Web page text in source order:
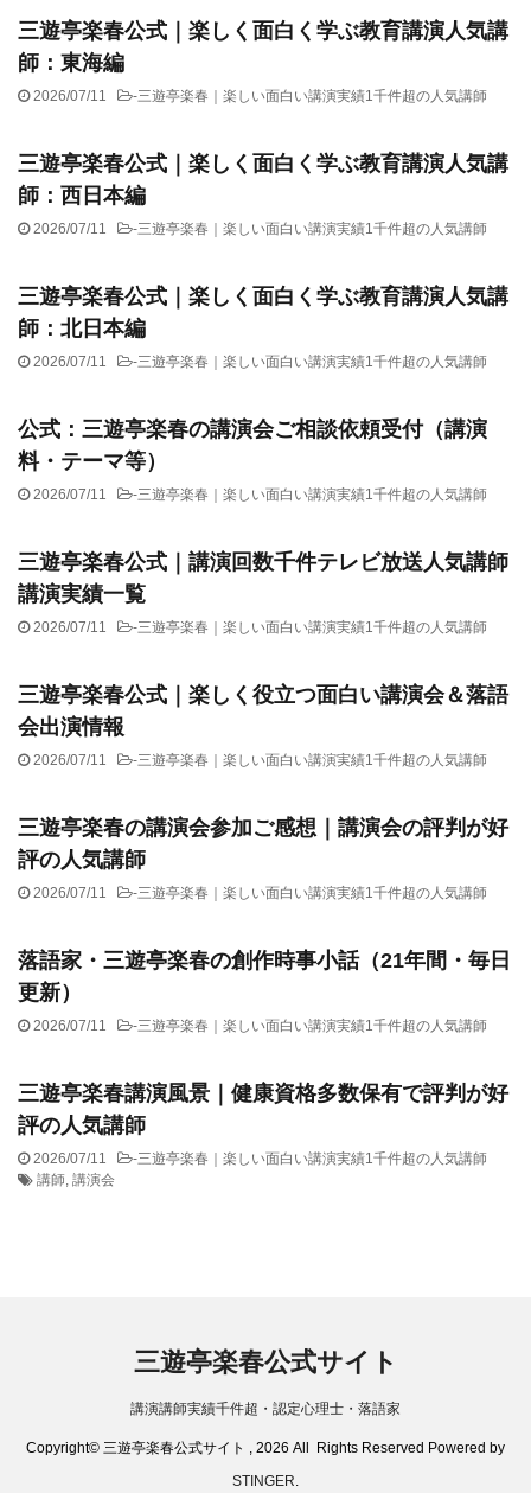
三遊亭楽春公式｜楽しく面白く学ぶ教育講演人気講
師：東海編
2026/07/11 -三遊亭楽春｜楽しい面白い講演実績1千件超の人気講師
三遊亭楽春公式｜楽しく面白く学ぶ教育講演人気講
師：西日本編
2026/07/11 -三遊亭楽春｜楽しい面白い講演実績1千件超の人気講師
三遊亭楽春公式｜楽しく面白く学ぶ教育講演人気講
師：北日本編
2026/07/11 -三遊亭楽春｜楽しい面白い講演実績1千件超の人気講師
公式：三遊亭楽春の講演会ご相談依頼受付（講演
料・テーマ等）
2026/07/11 -三遊亭楽春｜楽しい面白い講演実績1千件超の人気講師
三遊亭楽春公式｜講演回数千件テレビ放送人気講師
講演実績一覧
2026/07/11 -三遊亭楽春｜楽しい面白い講演実績1千件超の人気講師
三遊亭楽春公式｜楽しく役立つ面白い講演会＆落語
会出演情報
2026/07/11 -三遊亭楽春｜楽しい面白い講演実績1千件超の人気講師
三遊亭楽春の講演会参加ご感想｜講演会の評判が好
評の人気講師
2026/07/11 -三遊亭楽春｜楽しい面白い講演実績1千件超の人気講師
落語家・三遊亭楽春の創作時事小話（21年間・毎日
更新）
2026/07/11 -三遊亭楽春｜楽しい面白い講演実績1千件超の人気講師
三遊亭楽春講演風景｜健康資格多数保有で評判が好
評の人気講師
2026/07/11 -三遊亭楽春｜楽しい面白い講演実績1千件超の人気講師
講師, 講演会
三遊亭楽春公式サイト
講演講師実績千件超・認定心理士・落語家
Copyright© 三遊亭楽春公式サイト , 2026 All Rights Reserved Powered by
STINGER.